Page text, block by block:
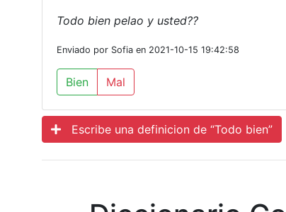
Todo bien pelao y usted??
Enviado por Sofia en 2021-10-15 19:42:58
Bien Mal
Escribe una definicion de “Todo bien”